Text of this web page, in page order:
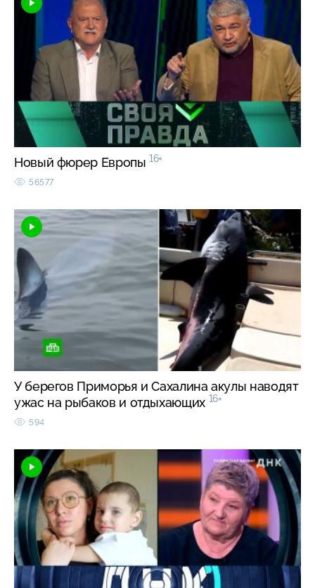
Новый фюрер Европы 16+
56577
У берегов Приморья и Сахалина акулы наводят
ужас на рыбаков и отдыхающих 16+
594